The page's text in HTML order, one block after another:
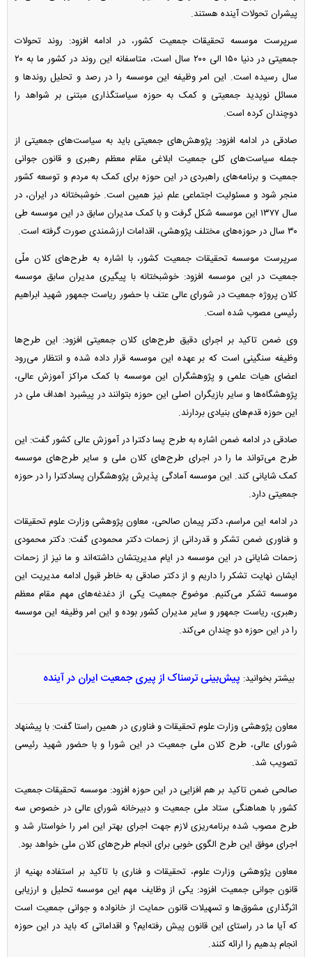
پیشران تحولات آینده هستند.
سرپرست موسسه تحقیقات جمعیت کشور، در ادامه افزود: روند تحولات
جمعیتی در دنیا ۱۵۰ الی ۲۰۰ سال است، متاسفانه این روند در کشور ما به ۲۰
سال رسیده است. این امر وظیفه این موسسه را در رصد و تحلیل روند‌ها و
مسائل نوپدید جمعیتی و کمک به حوزه سیاستگذاری مبتنی بر شواهد را
دوچندان کرده است.
صادقی در ادامه افزود: پژوهش‌های جمعیتی باید به سیاست‌های جمعیتی از
جمله سیاست‌های کلی جمعیت ابلاغی مقام معظم رهبری و قانون جوانی
جمعیت و برنامه‌های راهبردی در این حوزه برای کمک به مردم و توسعه کشور
منجر شود و مسئولیت اجتماعی علم نیز همین است. خوشبختانه در ایران، در
سال ۱۳۷۷ این موسسه شکل گرفت و با کمک مدیران سابق در این موسسه طی
۳۰ سال در حوزه‌های مختلف پژوهشی، اقدامات ارزشمندی صورت گرفته است.
سرپرست موسسه تحقیقات جمعیت کشور، با اشاره به طرح‌های کلان ملّی
جمعیت در این موسسه افزود: خوشبختانه با پیگیری مدیران سابق موسسه
کلان پروژه جمعیت در شورای عالی عتف با حضور ریاست جمهور شهید ابراهیم
رئیسی مصوب شده است.
وی ضمن تاکید بر اجرای دقیق طرح‌های کلان جمعیتی افزود: این طرح‌ها
وظیفه سنگینی است که بر عهده این موسسه قرار داده شده و انتظار می‌رود
اعضای هیات علمی و پژوهشگران این موسسه با کمک مراکز آموزش عالی،
پژوهشگاه‌ها و سایر بازیگران اصلی این حوزه بتوانند در پیشبرد اهداف ملی در
این حوزه قدم‌های بنیادی بردارند.
صادقی در ادامه ضمن اشاره به طرح پسا دکترا در آموزش عالی کشور گفت: این
طرح می‌تواند ما را در اجرای طرح‌های کلان ملی و سایر طرح‌های موسسه
کمک شایانی کند. این موسسه آمادگی پذیرش پژوهشگران پسادکترا را در حوزه
جمعیتی دارد.
در ادامه این مراسم، دکتر پیمان صالحی، معاون پژوهشی وزارت علوم تحقیقات
و فناوری ضمن تشکر و قدردانی از زحمات دکتر محمودی گفت: دکتر محمودی
زحمات شایانی در این موسسه در ایام مدیریت­شان داشته‌اند و ما نیز از زحمات
ایشان نهایت تشکر را داریم و از دکتر صادقی به خاطر قبول ادامه مدیریت این
موسسه تشکر می‌کنیم. موضوع جمعیت یکی از دغدغه‌های مهم مقام معظم
رهبری، ریاست جمهور و سایر مدیران کشور بوده و این امر وظیفه این موسسه
را در این حوزه دو چندان می‌کند.
بیشتر بخوانید: پیش‌بینی ترسناک از پیری جمعیت ایران در آینده
معاون پژوهشی وزارت علوم تحقیقات و فناوری در همین راستا گفت: با پیشنهاد
شورای عالی، طرح کلان ملی جمعیت در این شورا و با حضور شهید رئیسی
تصویب شد.
صالحی ضمن تاکید بر هم افزایی در این حوزه افزود: موسسه تحقیقات جمعیت
کشور با هماهنگی ستاد ملی جمعیت و دبیرخانه شورای عالی در خصوص سه
طرح مصوب شده برنامه‌ریزی لازم جهت اجرای بهتر این امر را خواستار شد و
اجرای موفق این طرح الگوی خوبی برای انجام طرح‌های کلان ملی خواهد بود.
معاون پژوهشی وزارت علوم، تحقیقات و فناری با تاکید بر استفاده بهنیه از
قانون جوانی جمعیت افزود: یکی از وظایف مهم این موسسه تحلیل و ارزیابی
اثرگذاری مشوق‌ها و تسهیلات قانون حمایت از خانواده و جوانی جمعیت است
که آیا ما در راستای این قانون پیش رفته‌ایم؟ و اقداماتی که باید در این حوزه
انجام بدهیم را ارائه کنند.